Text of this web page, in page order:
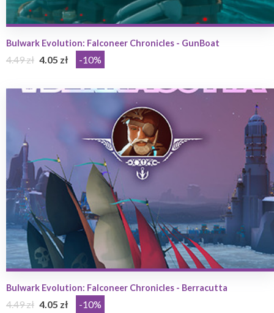
Bulwark Evolution: Falconeer Chronicles - GunBoat
4.49 zł 4.05 zł -10%
Bulwark Evolution: Falconeer Chronicles - Berracutta
4.49 zł 4.05 zł -10%